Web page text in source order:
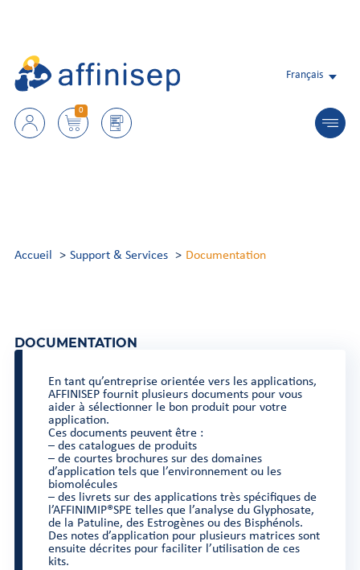
Français
0
Accueil Support & Services Documentation
DOCUMENTATION
En tant qu’entreprise orientée vers les applications,
AFFINISEP fournit plusieurs documents pour vous
aider à sélectionner le bon produit pour votre
application.
Ces documents peuvent être :
– des catalogues de produits
– de courtes brochures sur des domaines
d’application tels que l’environnement ou les
biomolécules
– des livrets sur des applications très spécifiques de
l’AFFINIMIP®SPE telles que l’analyse du Glyphosate,
de la Patuline, des Estrogènes ou des Bisphénols.
Des notes d’application pour plusieurs matrices sont
ensuite décrites pour faciliter l’utilisation de ces
kits.